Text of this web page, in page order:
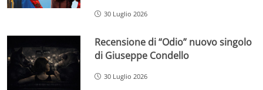
30 Luglio 2026
Recensione di “Odio” nuovo singolo
di Giuseppe Condello
30 Luglio 2026